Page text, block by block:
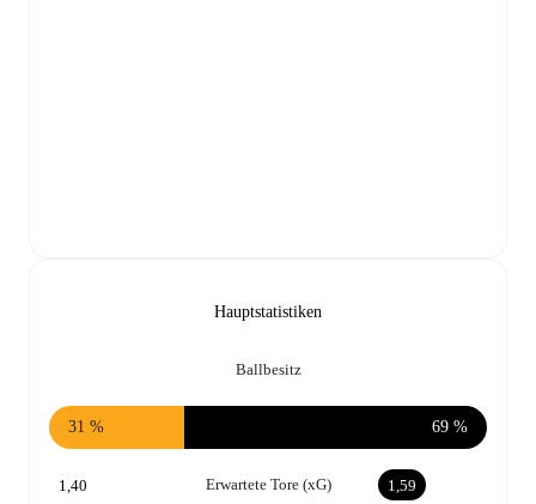
Hauptstatistiken
Ballbesitz
31 % 69 %
Erwartete Tore (xG)
1,40 1,59